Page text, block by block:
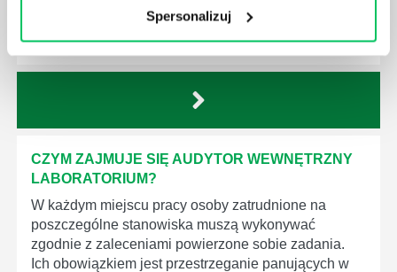
Spersonalizuj
wprowadzenie dąży do ujednolicenia jakości
produktów, które trafiają do klientów.
CZYM ZAJMUJE SIĘ AUDYTOR WEWNĘTRZNY
LABORATORIUM?
W każdym miejscu pracy osoby zatrudnione na
poszczególne stanowiska muszą wykonywać
zgodnie z zaleceniami powierzone sobie zadania.
Ich obowiązkiem jest przestrzeganie panujących w